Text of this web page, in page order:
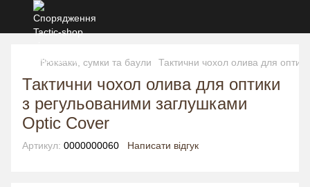
Рюкзаки, сумки та баули Тактични чохол олива для
Тактични чохол олива для оптики
з регульованими заглушками
Optic Cover
Артикул: 0000000060 Написати відгук